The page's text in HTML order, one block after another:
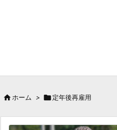
 ホーム > 定年後再雇用